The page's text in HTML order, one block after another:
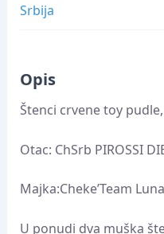
Srbija
Opis
Štenci crvene toy
Otac: ChSrb PIROSSI
Majka:Cheke’Team Luna
U ponudi dva muška